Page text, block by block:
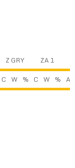
Z GRY ZA 1
C W % C W % A